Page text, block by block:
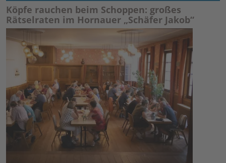
Köpfe rauchen beim Schoppen: großes
Rätselraten im Hornauer „Schäfer Jakob“